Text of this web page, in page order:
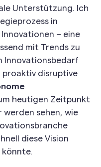
Unterstützung. Ich
in
– eine
mit Trends zu
Innovationsbedarf
proaktiv disruptive
heutigen Zeitpunkt
werden sehen, wie
diese Vision